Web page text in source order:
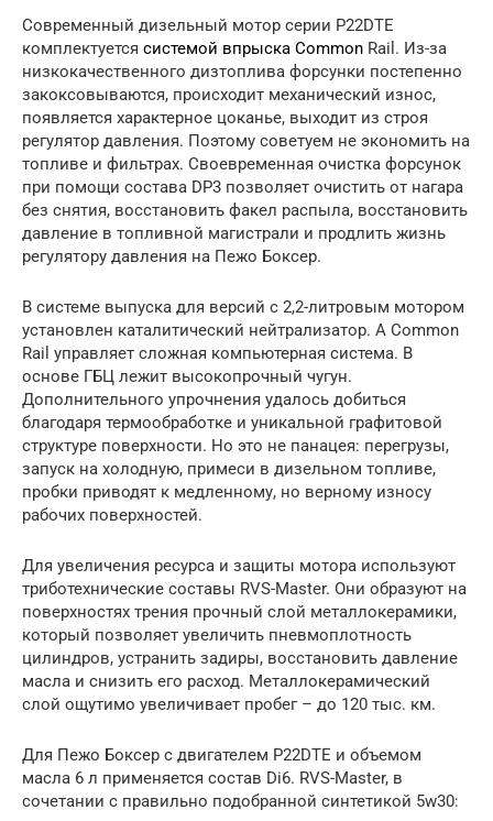
Современный дизельный мотор серии P22DTE
комплектуется системой впрыска Common Rail. Из-за
низкокачественного дизтоплива форсунки постепенно
закоксовываются, происходит механический износ,
появляется характерное цоканье, выходит из строя
регулятор давления. Поэтому советуем не экономить на
топливе и фильтрах. Своевременная очистка форсунок
при помощи состава DP3 позволяет очистить от нагара
без снятия, восстановить факел распыла, восстановить
давление в топливной магистрали и продлить жизнь
регулятору давления на Пежо Боксер.
В системе выпуска для версий с 2,2-литровым мотором
установлен каталитический нейтрализатор. А Common
Rail управляет сложная компьютерная система. В
основе ГБЦ лежит высокопрочный чугун.
Дополнительного упрочнения удалось добиться
благодаря термообработке и уникальной графитовой
структуре поверхности. Но это не панацея: перегрузы,
запуск на холодную, примеси в дизельном топливе,
пробки приводят к медленному, но верному износу
рабочих поверхностей.
Для увеличения ресурса и защиты мотора используют
триботехнические составы RVS-Master. Они образуют на
поверхностях трения прочный слой металлокерамики,
который позволяет увеличить пневмоплотность
цилиндров, устранить задиры, восстановить давление
масла и снизить его расход. Металлокерамический
слой ощутимо увеличивает пробег – до 120 тыс. км.
Для Пежо Боксер с двигателем P22DTE и объемом
масла 6 л применяется состав Di6. RVS-Master, в
сочетании с правильно подобранной синтетикой 5w30: